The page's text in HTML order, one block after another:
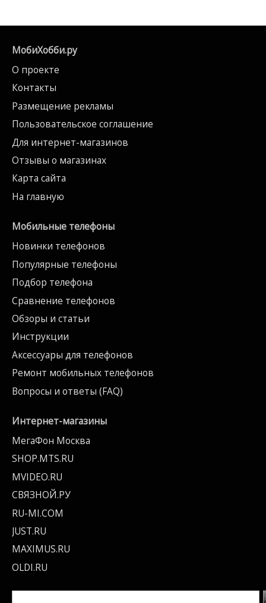
МобиХобби.ру
О проекте
Контакты
Размещение рекламы
Пользовательское соглашение
Для интернет-магазинов
Отзывы о магазинах
Карта сайта
На главную
Мобильные телефоны
Новинки телефонов
Популярные телефоны
Подбор телефона
Сравнение телефонов
Обзоры и статьи
Инструкции
Аксессуары для телефонов
Ремонт мобильных телефонов
Вопросы и ответы (FAQ)
Интернет-магазины
МегаФон Москва
SHOP.MTS.RU
MVIDEO.RU
СВЯЗНОЙ.РУ
RU-MI.COM
JUST.RU
MAXIMUS.RU
OLDI.RU